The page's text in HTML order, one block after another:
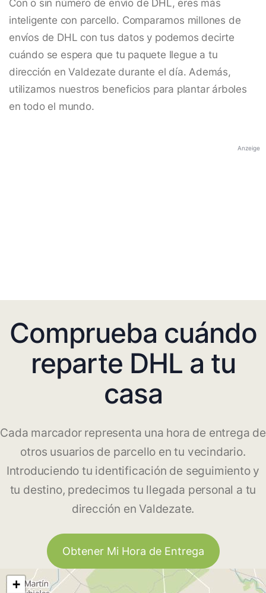
Con o sin número de envío de DHL, eres más
inteligente con parcello. Comparamos millones de
envíos de DHL con tus datos y podemos decirte
cuándo se espera que tu paquete llegue a tu
dirección en Valdezate durante el día. Además,
utilizamos nuestros beneficios para plantar árboles
en todo el mundo.
Anzeige
Comprueba cuándo
reparte DHL a tu
casa
Cada marcador representa una hora de entrega de
otros usuarios de parcello en tu vecindario.
Introduciendo tu identificación de seguimiento y
tu destino, predecimos tu llegada personal a tu
dirección en Valdezate.
Obtener Mi Hora de Entrega
+